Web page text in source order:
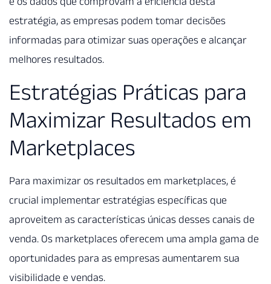
estratégia, as empresas podem tomar decisões
informadas para otimizar suas operações e alcançar
melhores resultados.
Estratégias Práticas para
Maximizar Resultados em
Marketplaces
Para maximizar os resultados em marketplaces, é
crucial implementar estratégias específicas que
aproveitem as características únicas desses canais de
venda. Os marketplaces oferecem uma ampla gama de
oportunidades para as empresas aumentarem sua
visibilidade e vendas.